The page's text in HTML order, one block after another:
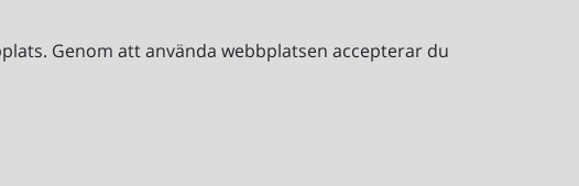
Genom att använda webbplatsen accepterar du